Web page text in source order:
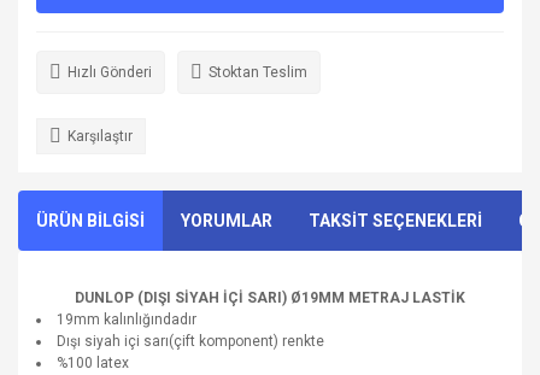
Hızlı Gönderi Stoktan Teslim
Karşılaştır
ÜRÜN BİLGİSİ YORUMLAR TAKSİT SEÇENEKLERİ
DUNLOP (DIŞI SİYAH İÇİ SARI) Ø19MM METRAJ LASTİK
19mm kalınlığındadır
Dışı siyah içi sarı(çift komponent) renkte
%100 latex